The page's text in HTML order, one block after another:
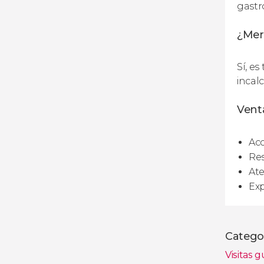
Sí,
Visitas